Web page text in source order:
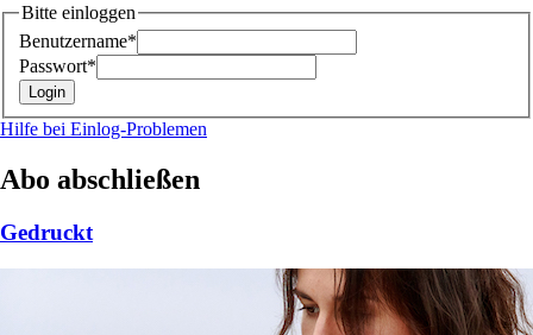
Bitte einloggen
Benutzername*
Passwort*
Hilfe bei Einlog-Problemen
Abo abschließen
Gedruckt